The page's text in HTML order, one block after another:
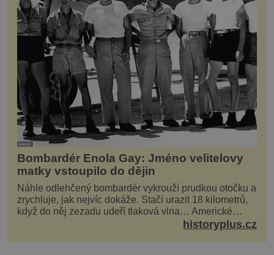
Bombardér Enola Gay: Jméno velitelovy
matky vstoupilo do dějin
Náhle odlehčený bombardér vykrouží prudkou otočku a
zrychluje, jak nejvíc dokáže. Stačí urazit 18 kilometrů,
když do něj zezadu udeří tlaková vlna… Americké
rozhodnutí svrhnout ničivou jadernou bombu ...historyplus.cz